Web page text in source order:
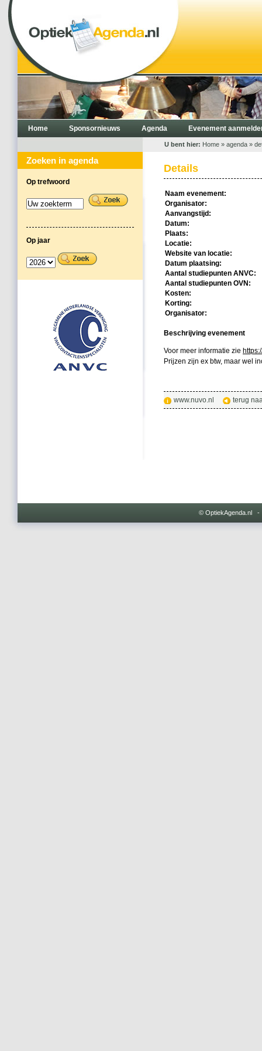
Home Sponsornieuws Agenda Evenement
U bent hier: Home » agenda »
Zoeken in agenda
Op trefwoord
Op jaar
Details
Naam evenement:
Organisator:
Aanvangstijd:
Datum:
Plaats:
Locatie:
Website van locatie:
Datum plaatsing:
Aantal studiepunten ANVC:
Aantal studiepunten OVN:
Kosten:
Korting:
Organisator:
Beschrijving evenement
Voor meer informatie zie
Prijzen zijn ex btw, maar wel
www.nuvo.nl terug
© OptiekAgenda.nl